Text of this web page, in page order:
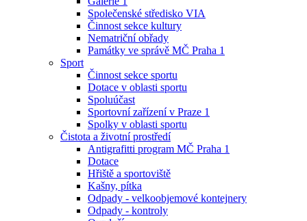
Společenské středisko VIA
Činnost sekce kultury
Nematriční obřady
Památky ve správě MČ Praha 1
Sport
Činnost sekce sportu
Dotace v oblasti sportu
Spoluúčast
Sportovní zařízení v Praze 1
Spolky v oblasti sportu
Čistota a životní prostředí
Antigrafitti program MČ Praha 1
Dotace
Hřiště a sportoviště
Kašny, pítka
Odpady - velkoobjemové kontejnery
Odpady - kontroly